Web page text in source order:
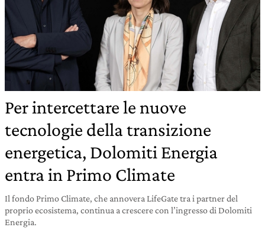
Per intercettare le nuove
tecnologie della transizione
energetica, Dolomiti Energia
entra in Primo Climate
Il fondo Primo Climate, che annovera LifeGate tra i partner del
proprio ecosistema, continua a crescere con l’ingresso di Dolomiti
Energia.